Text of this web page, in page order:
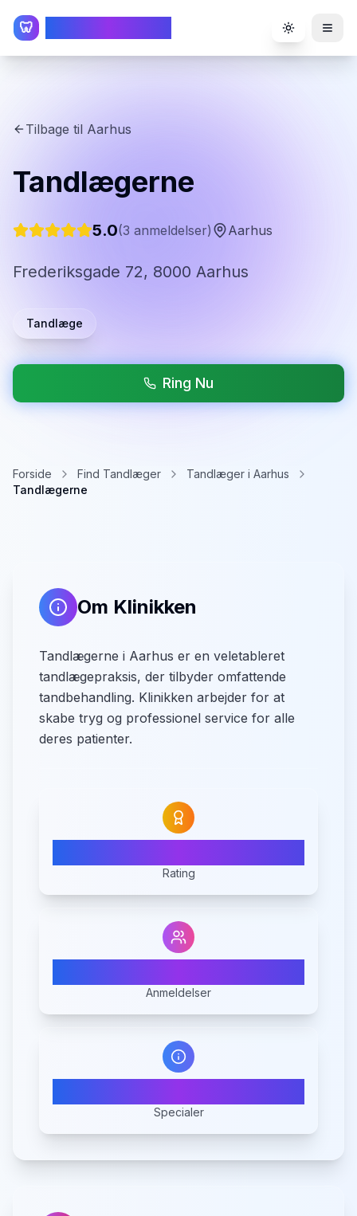
🦷 Toggle
Tilbage til Aarhus
Tandlægerne
5.0(3 anmeldelser) Aarhus
Frederiksgade 72, 8000 Aarhus
Tandlæge
Ring Nu
Forside Find Tandlæger
Tandlæger i Aarhus
Tandlægerne
Om Klinikken
Tandlægerne i Aarhus er en veletableret
tandlægepraksis, der tilbyder omfattende
tandbehandling. Klinikken arbejder for at
skabe tryg og professionel service for alle
deres patienter.
Rating
Anmeldelser
Specialer